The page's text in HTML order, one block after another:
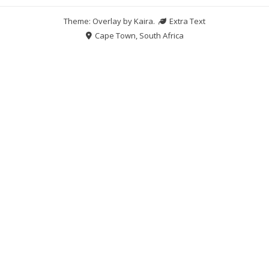
Theme: Overlay byKaira.
Extra Text
Cape Town, South Africa